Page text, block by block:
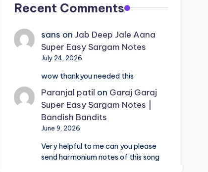
Recent Comments
sans on Jab Deep Jale Aana
Super Easy Sargam Notes
July 24, 2026
wow thankyou needed this
Paranjal patil on Garaj Garaj
Super Easy Sargam Notes |
Bandish Bandits
June 9, 2026
Very helpful to me can you please
send harmonium notes of this song